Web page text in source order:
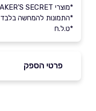
*מוצרי BAKER'S SECRET נמכרים
*התמונות להמחשה בלבד
*ט.ל.ח
פרטי הספק